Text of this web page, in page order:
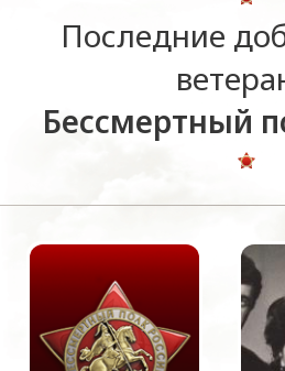
Последние
Бессмертный